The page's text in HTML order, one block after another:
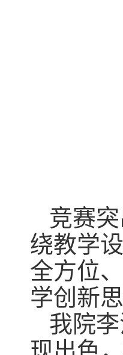
竞赛
绕教学
全方位
学创新思
我院